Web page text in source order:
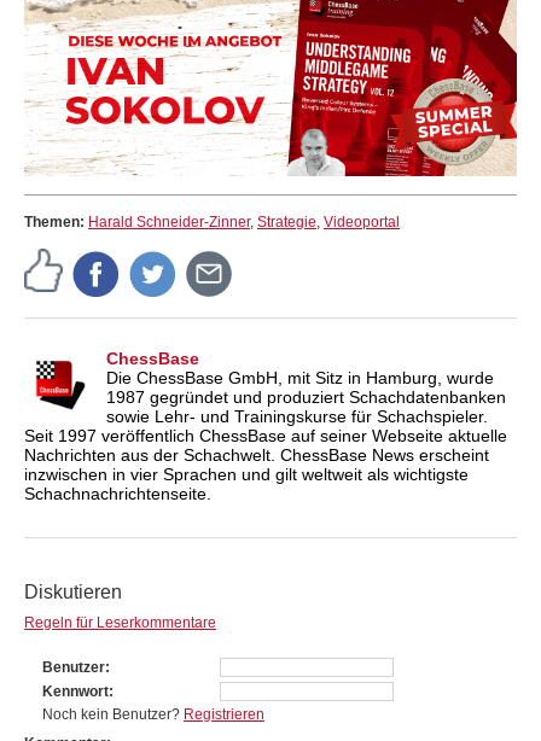
Themen: Harald Schneider-Zinner, Strategie, Videoportal
ChessBase
Die ChessBase GmbH, mit Sitz in Hamburg, wurde
1987 gegründet und produziert Schachdatenbanken
sowie Lehr- und Trainingskurse für Schachspieler.
Seit 1997 veröffentlich ChessBase auf seiner Webseite aktuelle
Nachrichten aus der Schachwelt. ChessBase News erscheint
inzwischen in vier Sprachen und gilt weltweit als wichtigste
Schachnachrichtenseite.
Diskutieren
Regeln für Leserkommentare
Benutzer
Kennwort
Noch kein Benutzer? Registrieren